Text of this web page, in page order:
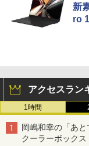
新
ro
アクセスラン
1時間
岡嶋和幸の「あ
クーラーボック